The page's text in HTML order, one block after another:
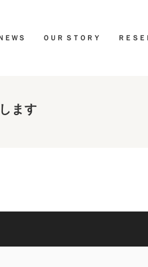
ＥＷＳ ＯＵＲ ＳＴＯＲＹ ＲＥＳ
ます